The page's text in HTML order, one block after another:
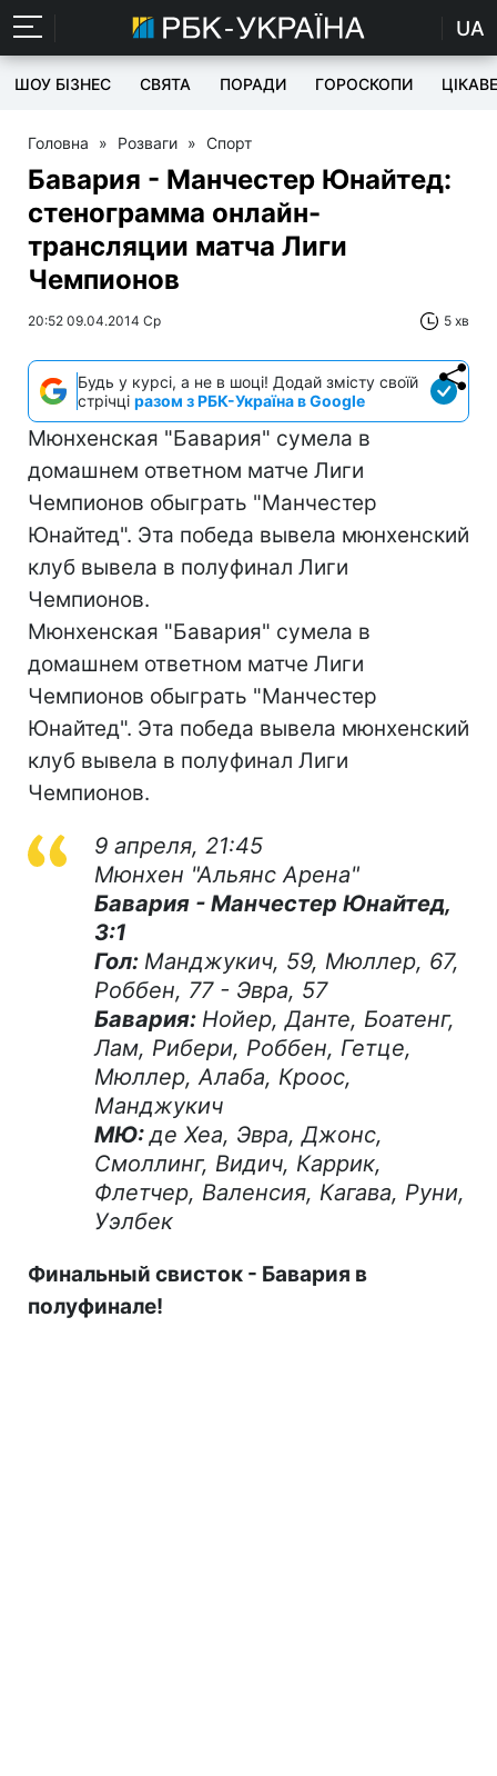
UA
ШОУ БІЗНЕС СВЯТА ПОРАДИ ГОРОСКОПИ ЦІКАВЕ
Головна » Розваги » Спорт
Бавария - Манчестер Юнайтед:
стенограмма онлайн-
трансляции матча Лиги
Чемпионов
20:52 09.04.2014 Ср 5 хв
Будь у курсі, а не в шоці! Додай змісту своїй
стрічці разом з РБК-Україна в Google
Мюнхенская "Бавария" сумела в
домашнем ответном матче Лиги
Чемпионов обыграть "Манчестер
Юнайтед". Эта победа вывела мюнхенский
клуб вывела в полуфинал Лиги
Чемпионов.
Мюнхенская "Бавария" сумела в
домашнем ответном матче Лиги
Чемпионов обыграть "Манчестер
Юнайтед". Эта победа вывела мюнхенский
клуб вывела в полуфинал Лиги
Чемпионов.
9 апреля, 21:45
Мюнхен "Альянс Арена"
Бавария - Манчестер Юнайтед,
3:1
Гол: Манджукич, 59, Мюллер, 67,
Роббен, 77 - Эвра, 57
Бавария: Нойер, Данте, Боатенг,
Лам, Рибери, Роббен, Гетце,
Мюллер, Алаба, Кроос,
Манджукич
МЮ:де Хеа, Эвра, Джонс,
Смоллинг, Видич, Каррик,
Флетчер, Валенсия, Кагава, Руни,
Уэлбек
Финальный свисток - Бавария в
полуфинале!